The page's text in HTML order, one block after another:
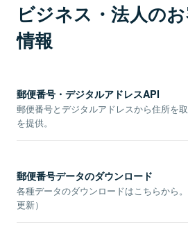
ビジネス・法人の
情報
郵便番号・デジタルアドレスAPI
郵便番号とデジタルアドレスから住所を
を提供。
郵便番号データのダウンロード
各種データのダウンロードはこちらから
更新）